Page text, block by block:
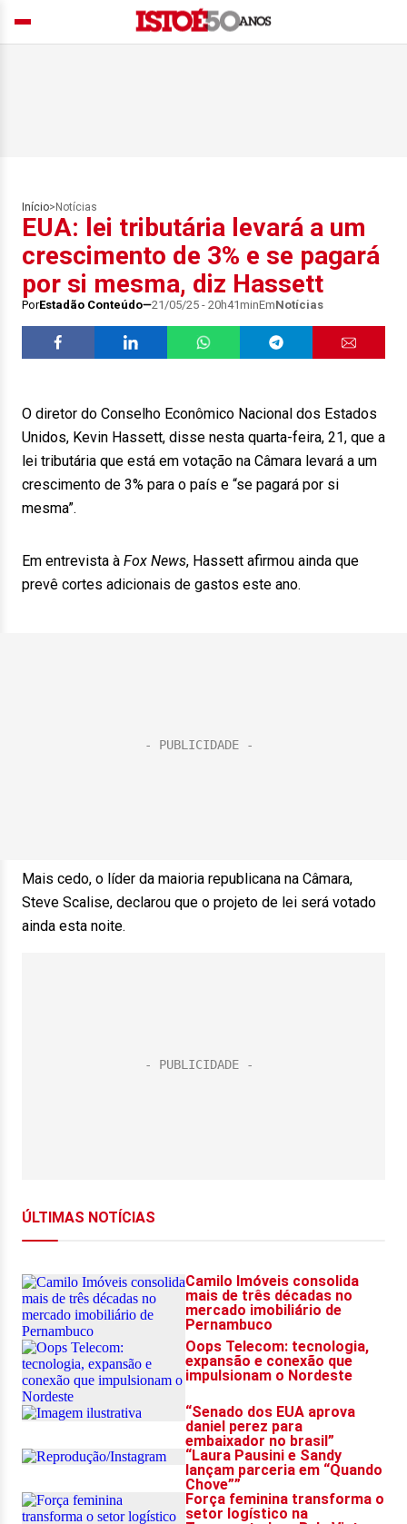
Início> Notícias
EUA: lei tributária levará a um
crescimento de 3% e se pagará
por si mesma, diz Hassett
PorEstadão Conteúdo 21/05/25 - 20h41minEmNotícias
O diretor do Conselho Econômico Nacional dos Estados
Unidos, Kevin Hassett, disse nesta quarta-feira, 21, que a
lei tributária que está em votação na Câmara levará a um
crescimento de 3% para o país e “se pagará por si
mesma”.
Em entrevista à Fox News, Hassett afirmou ainda que
prevê cortes adicionais de gastos este ano.
Mais cedo, o líder da maioria republicana na Câmara,
Steve Scalise, declarou que o projeto de lei será votado
ainda esta noite.